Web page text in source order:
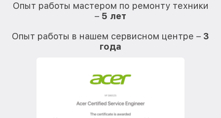
Опыт работы мастером по ремонту техники
– 5 лет
Опыт работы в нашем сервисном центре – 3
года